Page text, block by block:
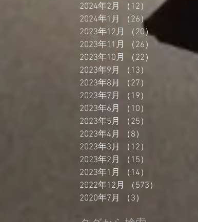
2024年2月
（12）
12件の記事
2024年1月
（26）26件の記事
2023年12月
（20）20件の記事
2023年11月
（26）
26件の記事
2023年10月
（22）
22件の記事
2023年9月
（13）
2023年8月
（27）
2023年7月
（19）
2023年6月
（10）
2023年5月
（25）
2023年4月
（8）
2023年3月
（12）
2023年2月
（15）
2023年1月
（14）
2022年12月
（573）
2020年7月
（3）